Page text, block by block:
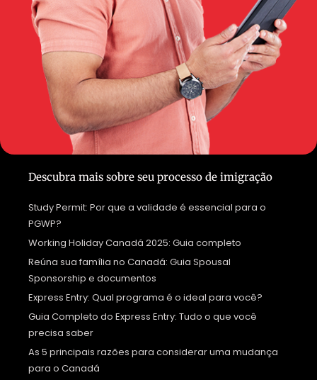
Descubra mais sobre seu processo de imigração
Study Permit: Por que a validade é essencial para o
PGWP?
Working Holiday Canadá 2025: Guia completo
Reúna sua família no Canadá: Guia Spousal
Sponsorship e documentos
Express Entry: Qual programa é o ideal para você?
Guia Completo do Express Entry: Tudo o que você
precisa saber
As 5 principais razões para considerar uma mudança
para o Canadá